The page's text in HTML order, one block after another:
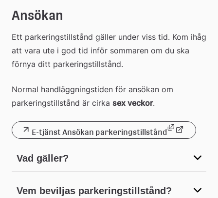
Ansökan
Ett parkeringstillstånd gäller under viss tid. Kom ihåg
att vara ute i god tid inför sommaren om du ska
förnya ditt parkeringstillstånd.
Normal handläggningstiden för ansökan om
parkeringstillstånd är cirka sex veckor.
E-tjänst Ansökan parkeringstillstånd
Länk till
Länk
extern
webbplats
Vad gäller?
Vem beviljas parkeringstillstånd?